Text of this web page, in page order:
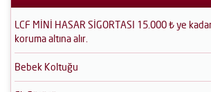
LCF MİNİ HASAR SİGORTASI 15.000 ₺ ye
koruma altına alır.
Bebek Koltuğu